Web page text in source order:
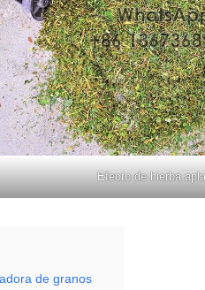
Efecto de hierba
de granos